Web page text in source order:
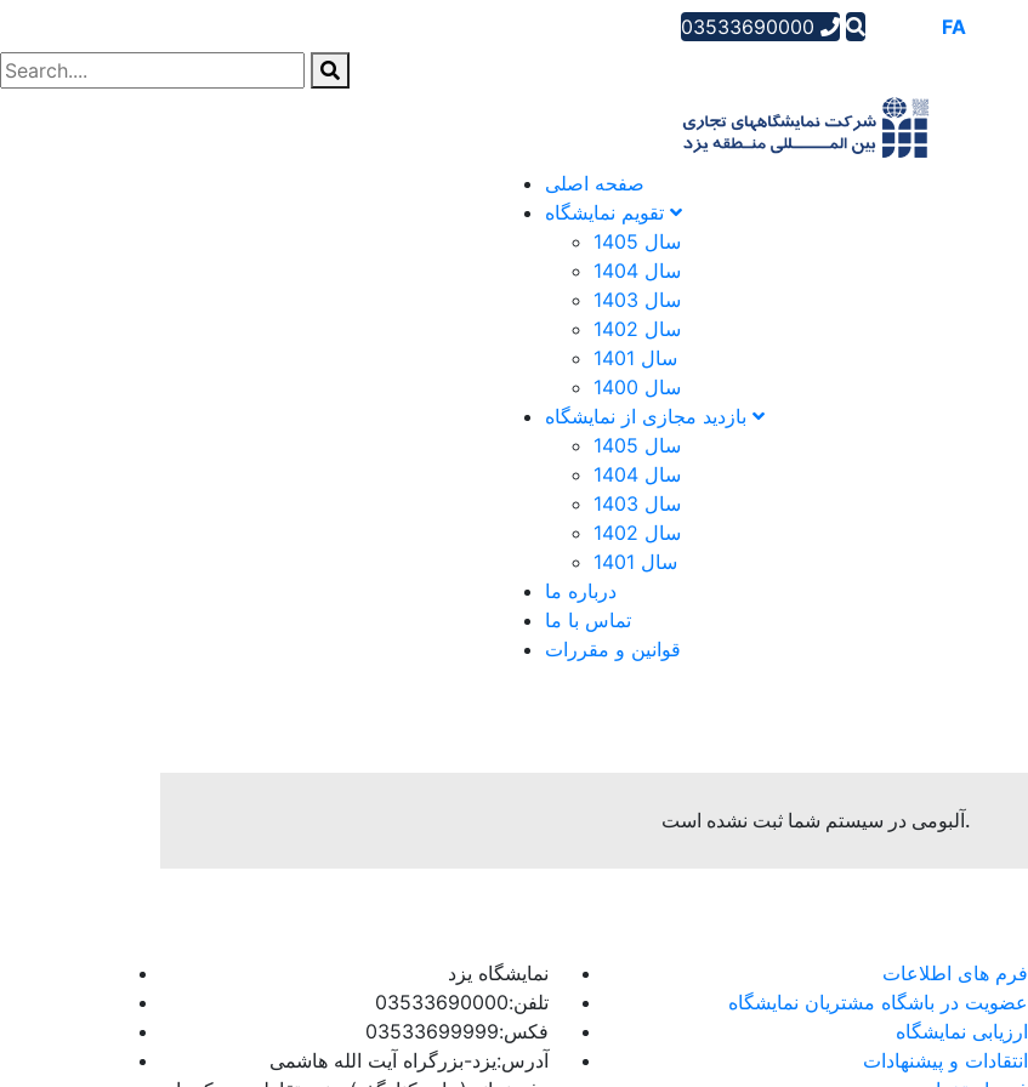
03533690000 FA
صفحه اصلی
تقویم نمایشگاه
سال 1405
سال 1404
سال 1403
سال 1402
سال 1401
سال 1400
سال 1405
سال 1404
سال 1403
سال 1402
سال 1401
درباره ما
تماس با ما
قوانین و مقررات
آلبومی در سیستم شما ثبت نشده است.
نمایشگاه یزد
تلفن:03533690000
فکس:03533699999
آدرس:یزد-بزرگراه آیت الله هاشمی
فرم های اطلاعات
عضویت در باشگاه مشتریان نمایشگاه
ارزیابی نمایشگاه
انتقادات و پیشنهادات